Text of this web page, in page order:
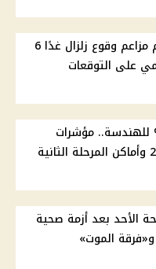
البحوث الفلكية تحسم مزاعم وقوع زلزال غدًا 6
على التوقعات
للطب و87.9% للهندسة.. مؤشرات
الأحد بعد أزمة صحية
الموت»